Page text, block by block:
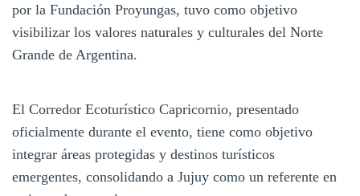
por la Fundación Proyungas, tuvo como objetivo
visibilizar los valores naturales y culturales del Norte
Grande de Argentina.
El Corredor Ecoturístico Capricornio, presentado
oficialmente durante el evento, tiene como objetivo
integrar áreas protegidas y destinos turísticos
emergentes, consolidando a Jujuy como un referente en